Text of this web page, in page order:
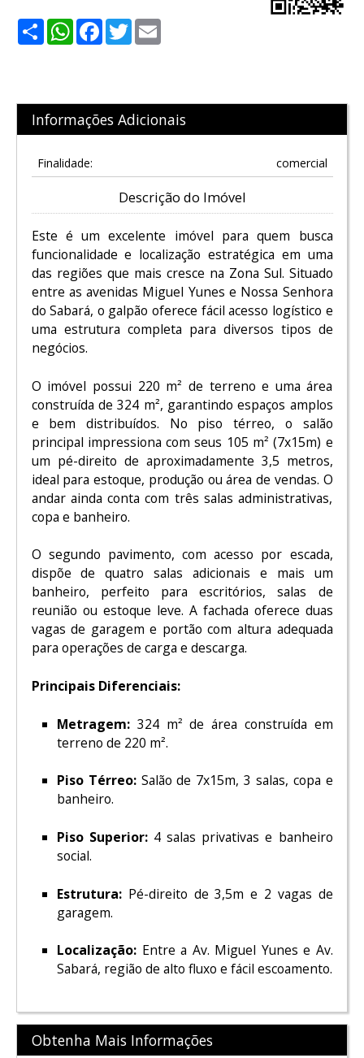
ShareWhatsApp
Facebook
Twitter
Informações Adicionais
Finalidade: comercial
Descrição do Imóvel
Este é um excelente imóvel para quem busca
funcionalidade e localização estratégica em uma
das regiões que mais cresce na Zona Sul. Situado
entre as avenidas Miguel Yunes e Nossa Senhora
do Sabará, o galpão oferece fácil acesso logístico e
uma estrutura completa para diversos tipos de
negócios.
O imóvel possui 220 m² de terreno e uma área
construída de 324 m², garantindo espaços amplos
e bem distribuídos. No piso térreo, o salão
principal impressiona com seus 105 m² (7x15m) e
um pé-direito de aproximadamente 3,5 metros,
ideal para estoque, produção ou área de vendas. O
andar ainda conta com três salas administrativas,
copa e banheiro.
O segundo pavimento, com acesso por escada,
dispõe de quatro salas adicionais e mais um
banheiro, perfeito para escritórios, salas de
reunião ou estoque leve. A fachada oferece duas
vagas de garagem e portão com altura adequada
para operações de carga e descarga.
Principais Diferenciais:
Metragem: 324 m² de área construída em
terreno de 220 m².
Piso Térreo:Salão de 7x15m, 3 salas, copa e
banheiro.
Piso Superior: 4 salas privativas e banheiro
social.
Estrutura: Pé-direito de 3,5m e 2 vagas de
garagem.
Localização: Entre a Av. Miguel Yunes e Av.
Sabará, região de alto fluxo e fácil escoamento.
Obtenha Mais Informações